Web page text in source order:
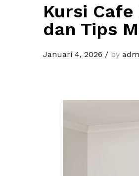
Kursi
dan Tips
Januari 4, 2026 / by